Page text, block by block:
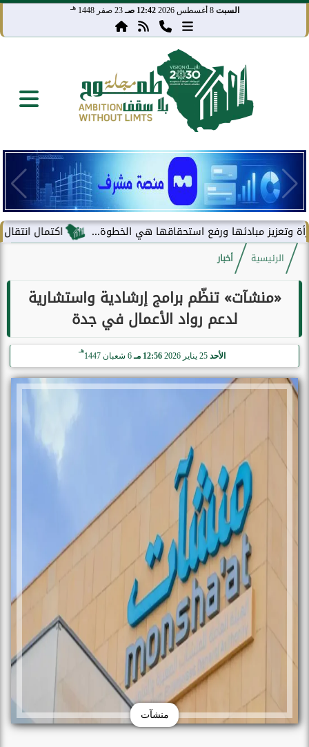
السبت 8 أغسطس 2026 12:42 صـ 23 صفر 1448 هـ
اكتمال انتقال مركز مبادئها ورفع استحقاقها هي الخطوة...
الرئيسية أخبار
«منشآت» تنظّم برامج إرشادية واستشارية
لدعم رواد الأعمال في جدة
الأحد 25 يناير 2026 12:56 مـ 6 شعبان 1447
هـ
منشآت